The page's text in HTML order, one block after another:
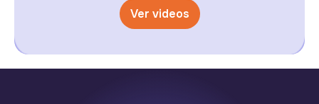
Ver videos